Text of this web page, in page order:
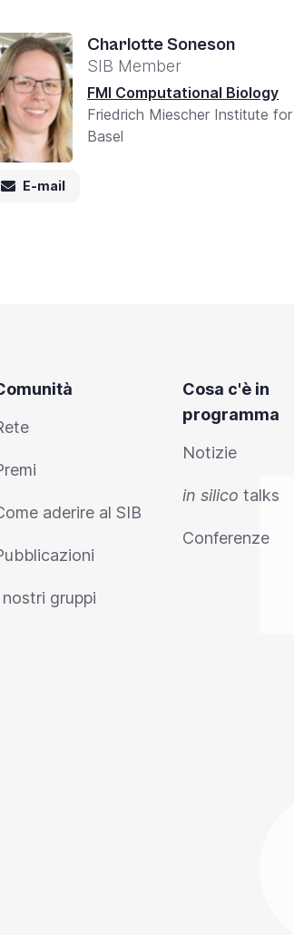
Charlotte Soneson
SIB Member
FMI Computational Biology
Friedrich Miescher Institute
Basel
E-mail
aderire al SIB
nostri gruppi
Cosa c'è in
programma
Notizie
in silico talks
Conferenze